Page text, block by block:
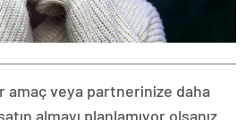
amaç veya partnerinize daha
almayı planlamıyor olsanız